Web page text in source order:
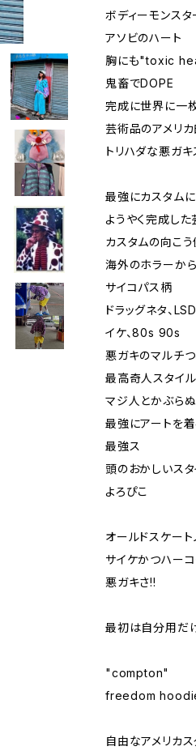
ボディーモンスタ
アソビのハート
胸にも"toxic
鬼畜でDOPE
完成に世界に一
芸術品のアメリカ
トリハダな悪ガキ
最強にカスタム
ようやく完成し
カスタムの向こう
海外のホラーか
サイコパス柄
ドラッグネタ、
イケ、80s 90s
悪ガキのマルチ
最高奇人スタイル
マジ人とかぶら
最強にアートを
最強ス
頭のおかしいス
よろぴこ
オールドスケート
サイケかつハー
悪ガキさ!!
最初は自分用だ
"compton"
freedom
自由なアメリカス